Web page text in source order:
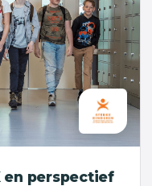
en perspectief